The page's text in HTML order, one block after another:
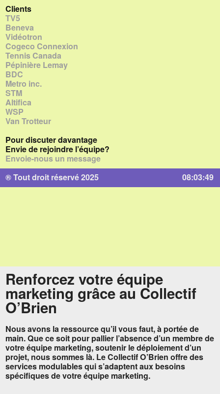
Clients
TV5
Beneva
Vidéotron
Cogeco Connexion
Tennis Canada
Pépinière Lemay
BDC
Metro inc.
STM
Altifica
WSP
Van Trotteur
Pour discuter davantage
Envie de rejoindre l’équipe?
Envoie-nous un message
® Tout droit réservé 2025
Renforcez votre équipe
marketing grâce au Collectif
O’Brien
Nous avons la ressource qu’il vous faut, à portée de
main. Que ce soit pour pallier l’absence d’un membre de
votre équipe marketing, soutenir le déploiement d’un
projet, nous sommes là. Le Collectif O’Brien offre des
services modulables qui s’adaptent aux besoins
spécifiques de votre équipe marketing.